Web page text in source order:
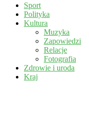
Sport
Polityka
Kultura
Muzyka
Zapowiedzi
Relacje
Fotografia
Zdrowie i uroda
Kraj